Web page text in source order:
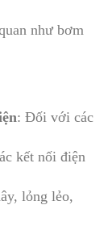
như bơm
: Đối với các
kết nối điện
lỏng lẻo,